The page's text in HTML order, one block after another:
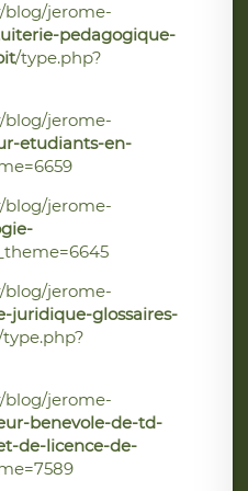
blog/jerome-
pedagogique-
/type.php?
blog/jerome-
etudiants-en-
blog/jerome-
blog/jerome-
juridique-glossaires-
blog/jerome-
benevole-de-td-
de-licence-de-